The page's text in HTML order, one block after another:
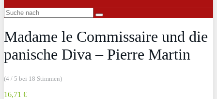
Madame le Commissaire und die
panische Diva – Pierre Martin
(4 / 5 bei 18 Stimmen)
16,71 €